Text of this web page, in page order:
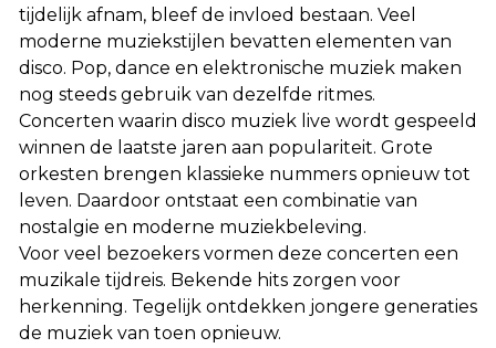
tijdelijk afnam, bleef de invloed bestaan. Veel
moderne muziekstijlen bevatten elementen van
disco. Pop, dance en elektronische muziek maken
nog steeds gebruik van dezelfde ritmes.
Concerten waarin disco muziek live wordt gespeeld
winnen de laatste jaren aan populariteit. Grote
orkesten brengen klassieke nummers opnieuw tot
leven. Daardoor ontstaat een combinatie van
nostalgie en moderne muziekbeleving.
Voor veel bezoekers vormen deze concerten een
muzikale tijdreis. Bekende hits zorgen voor
herkenning. Tegelijk ontdekken jongere generaties
de muziek van toen opnieuw.